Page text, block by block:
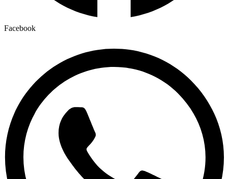
Facebook